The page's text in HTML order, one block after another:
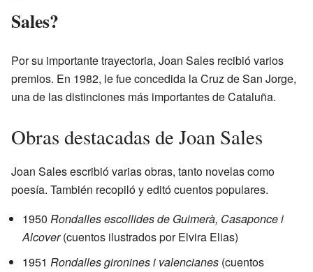
Sales?
Por su importante trayectoria, Joan Sales recibió varios
premios. En 1982, le fue concedida la Cruz de San Jorge,
una de las distinciones más importantes de Cataluña.
Obras destacadas de Joan Sales
Joan Sales escribió varias obras, tanto novelas como
poesía. También recopiló y editó cuentos populares.
1950 Rondalles escollides de Guimerà, Casaponce i
Alcover(cuentos ilustrados por Elvira Elias)
1951 Rondalles gironines i valencianes (cuentos